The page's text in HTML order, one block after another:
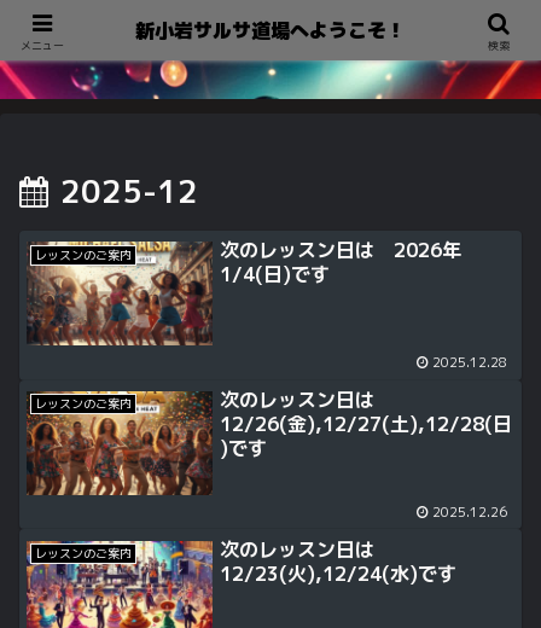
新小岩サルサ道場へようこそ！
2025-12
レッスンのご案内
次のレッスン日は 2026年
1/4(日)です
2025.12.28
レッスンのご案内
次のレッスン日は
12/26(金),12/27(土),12/28(日
)です
2025.12.26
レッスンのご案内
次のレッスン日は
12/23(火),12/24(水)です
メニュー
新小岩サルサ道場へようこそ！
検索